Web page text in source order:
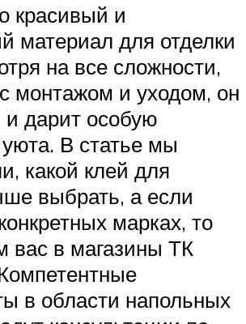
красивый и
материал для отделки
на все сложности,
монтажом и уходом, он
и дарит особую
В статье мы
какой клей для
выбрать, а если
марках, то
вас в магазины ТК
в области напольных